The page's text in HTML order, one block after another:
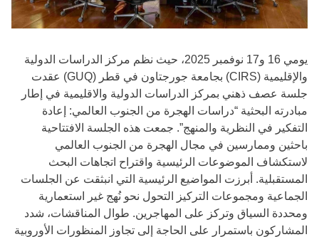
يومي 16 و17 نوفمبر 2025، حيث نظم مركز الدراسات الدولية
والإقليمية (CIRS) بجامعة جورجتاون في قطر (GUQ) عقدت
جلسة عصف ذهني بمركز الدراسات الدولية والاقليمية في إطار
مبادرته البحثية “دراسات الهجرة من الجنوب العالمي: إعادة
التفكير في النظرية والمنهج”. جمعت هذه الجلسة الافتتاحية
باحثين وممارسين في مجال الهجرة من الجنوب العالمي
لاستكشاف الموضوعات الرئيسية واقتراح اتجاهات البحث
المستقبلية. أبرزت المواضيع الرئيسية التي انبثقت عن الجلسات
الجماعية ومجموعات التركيز التحول نحو نُهج غير استعمارية
ومحددة السياق وتركز على المهاجرين. طوال المناقشات، شدد
المشاركون باستمرار على الحاجة إلى تجاوز المنظورات الأوروبية